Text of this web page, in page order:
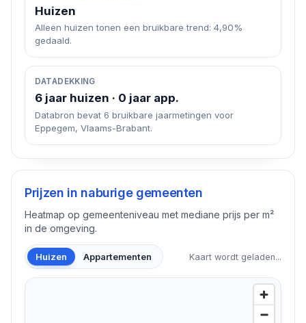
Huizen
Alleen huizen tonen een bruikbare trend: 4,90%
gedaald.
DATADEKKING
6 jaar huizen · 0 jaar app.
Databron bevat 6 bruikbare jaarmetingen voor
Eppegem, Vlaams-Brabant.
Prijzen in naburige gemeenten
Heatmap op gemeenteniveau met mediane prijs per m²
in de omgeving.
Huizen Appartementen Kaart wordt geladen...